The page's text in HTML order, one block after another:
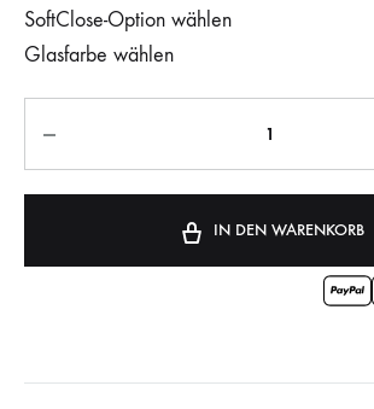
SoftClose-Option wählen
Glasfarbe wählen
IN DEN WARENKORB